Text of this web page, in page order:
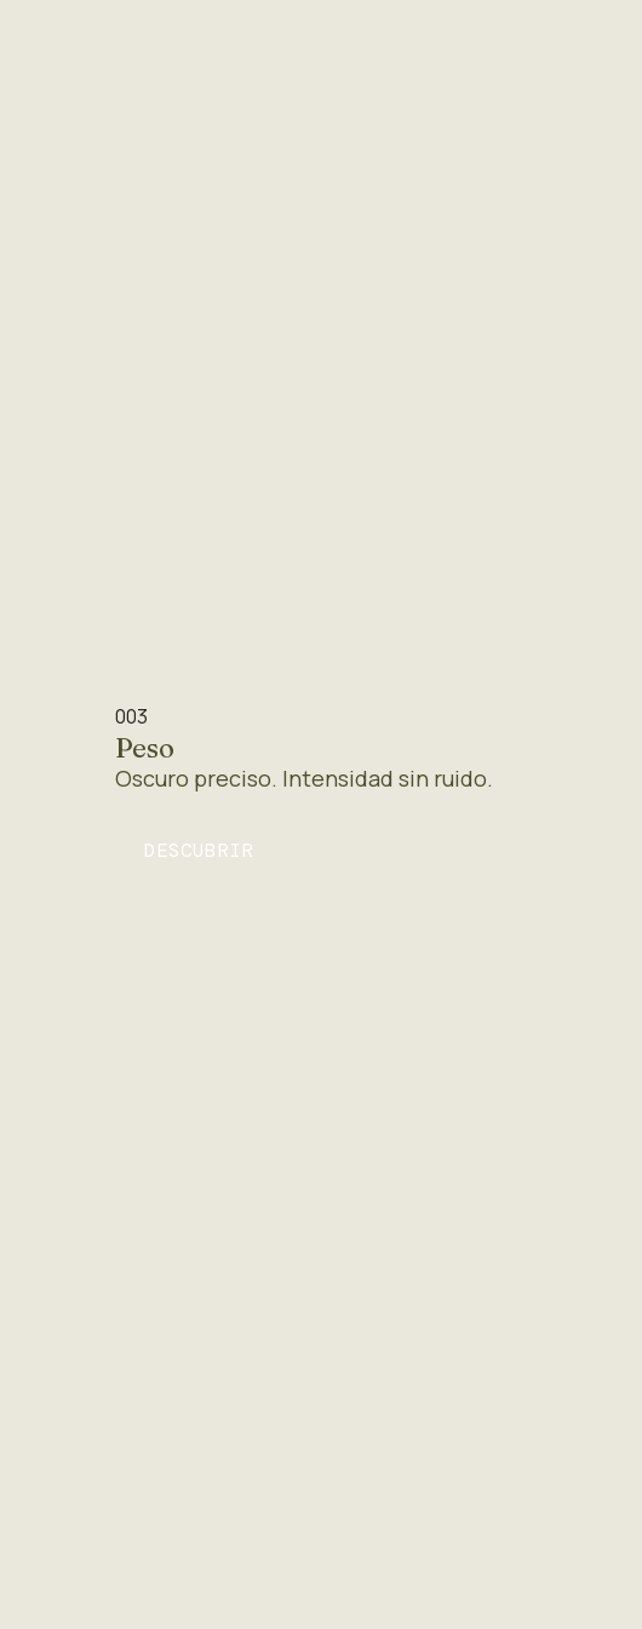
003
Peso
Oscuro preciso. Intensidad sin ruido.
DESCUBRIR